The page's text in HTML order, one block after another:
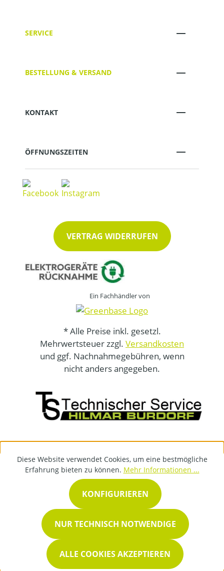
SERVICE
BESTELLUNG & VERSAND
KONTAKT
ÖFFNUNGSZEITEN
VERTRAG WIDERRUFEN
Ein Fachhändler von
* Alle Preise inkl. gesetzl.
Mehrwertsteuer zzgl. Versandkosten
und ggf. Nachnahmegebühren, wenn
nicht anders angegeben.
Diese Website verwendet Cookies, um eine bestmögliche
Erfahrung bieten zu können. Mehr Informationen ...
NUR TECHNISCH NOTWENDIGE
KONFIGURIEREN
ALLE COOKIES AKZEPTIEREN